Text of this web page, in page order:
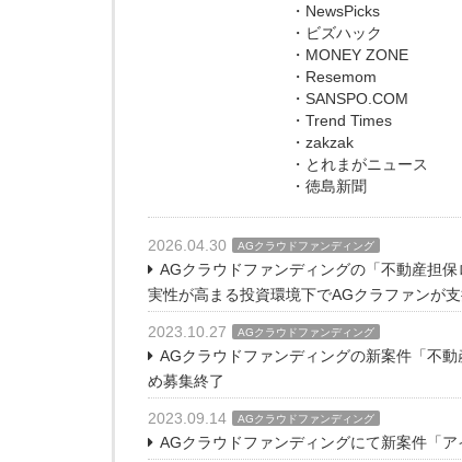
・NewsPicks
・ビズハック
・MONEY ZONE
・Resemom
・SANSPO.COM
・Trend Times
・zakzak
・とれまがニュース
・徳島新聞
2026.04.30 AGクラウドファンディング
AGクラウドファンディングの「不動産担
実性が高まる投資環境下でAGクラファンが
2023.10.27 AGクラウドファンディング
AGクラウドファンディングの新案件「不
め募集終了
2023.09.14 AGクラウドファンディング
AGクラウドファンディングにて新案件「